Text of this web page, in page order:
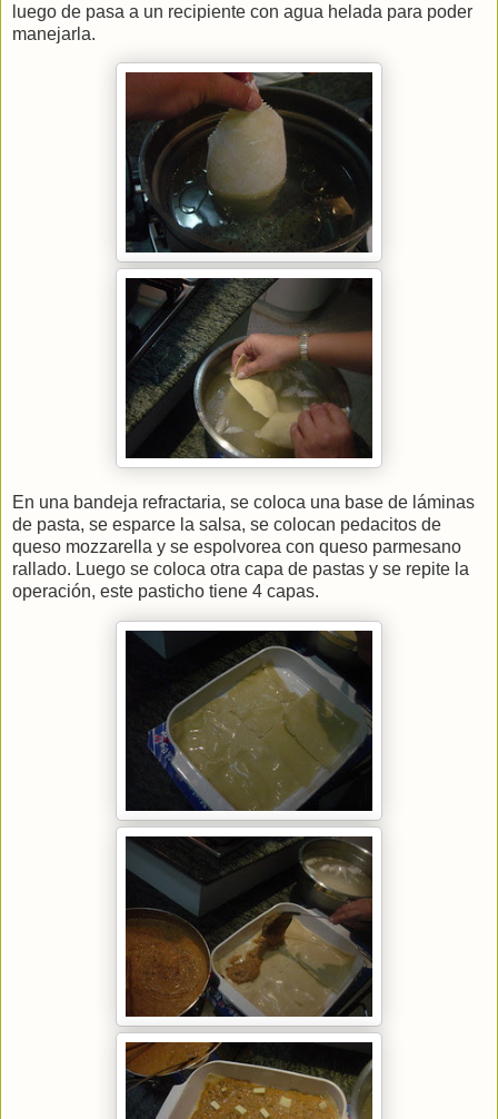
luego de pasa a un recipiente con agua helada para poder
manejarla.
En una bandeja refractaria, se coloca una base de láminas
de pasta, se esparce la salsa, se colocan pedacitos de
queso mozzarella y se espolvorea con queso parmesano
rallado. Luego se coloca otra capa de pastas y se repite la
operación, este pasticho tiene 4 capas.